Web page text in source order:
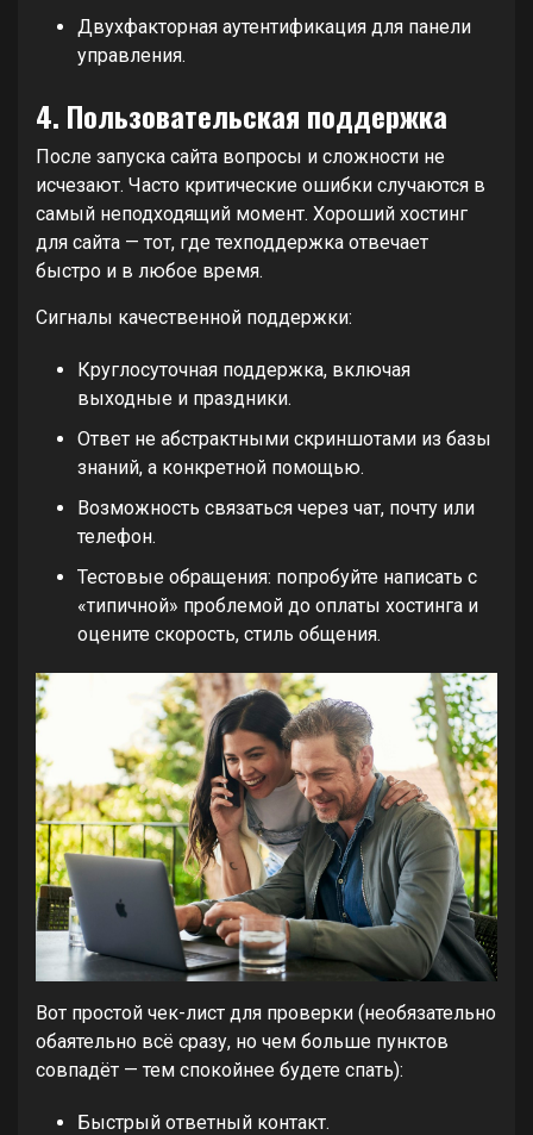
Двухфакторная аутентификация для панели
управления.
4. Пользовательская поддержка
После запуска сайта вопросы и сложности не
исчезают. Часто критические ошибки случаются в
самый неподходящий момент. Хороший хостинг
для сайта — тот, где техподдержка отвечает
быстро и в любое время.
Сигналы качественной поддержки:
Круглосуточная поддержка, включая
выходные и праздники.
Ответ не абстрактными скриншотами из базы
знаний, а конкретной помощью.
Возможность связаться через чат, почту или
телефон.
Тестовые обращения: попробуйте написать с
«типичной» проблемой до оплаты хостинга и
оцените скорость, стиль общения.
Вот простой чек-лист для проверки (необязательно
обаятельно всё сразу, но чем больше пунктов
совпадёт — тем спокойнее будете спать):
Быстрый ответный контакт.